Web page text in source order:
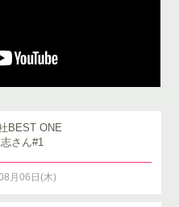
BEST ONE
さん#1
月06日(木)